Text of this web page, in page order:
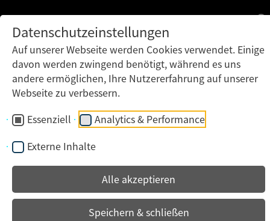
Datenschutzeinstellungen
Auf unserer Webseite werden Cookies verwendet. Einige
davon werden zwingend benötigt, während es uns
andere ermöglichen, Ihre Nutzererfahrung auf unserer
Webseite zu verbessern.
Essenziell
Analytics & Performance
Externe Inhalte
Alle akzeptieren
Speichern & schließen